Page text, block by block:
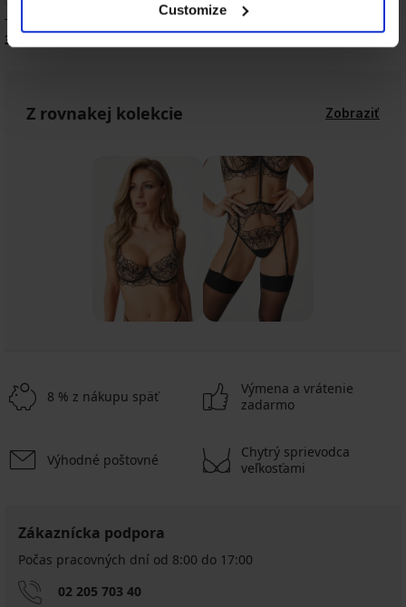
Customize
Tangá Solar Kiss
30,99 €
39,99 €
Z rovnakej kolekcie Zobraziť
8 % z nákupu späť
Výmena a vrátenie
zadarmo
Výhodné poštovné
Chytrý sprievodca
veľkosťami
Zákaznícka podpora
Počas pracovných dní od 8:00 do 17:00
02 205 703 40